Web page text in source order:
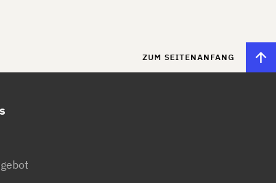
ZUM SEITENANFANG